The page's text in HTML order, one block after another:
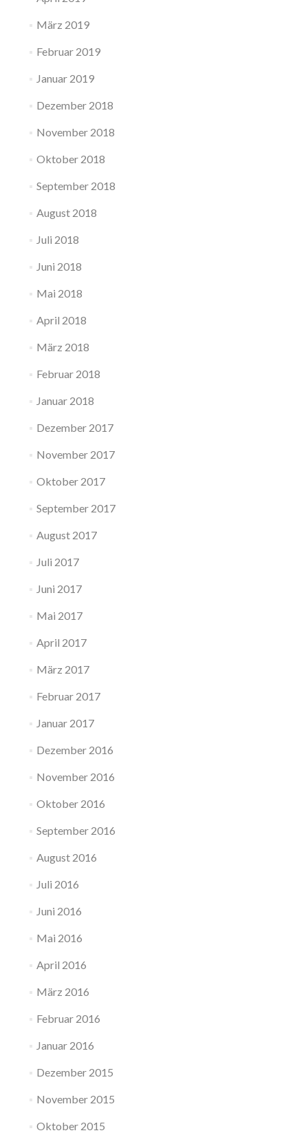
März 2019
Februar 2019
Januar 2019
Dezember 2018
November 2018
Oktober 2018
September 2018
August 2018
Juli 2018
Juni 2018
Mai 2018
April 2018
März 2018
Februar 2018
Januar 2018
Dezember 2017
November 2017
Oktober 2017
September 2017
August 2017
Juli 2017
Juni 2017
Mai 2017
April 2017
März 2017
Februar 2017
Januar 2017
Dezember 2016
November 2016
Oktober 2016
September 2016
August 2016
Juli 2016
Juni 2016
Mai 2016
April 2016
März 2016
Februar 2016
Januar 2016
Dezember 2015
November 2015
Oktober 2015